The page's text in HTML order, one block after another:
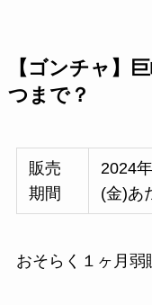
【ゴンチャ】
つまで？
販売
期間
2024
(金)あ
おそらく１ヶ月弱